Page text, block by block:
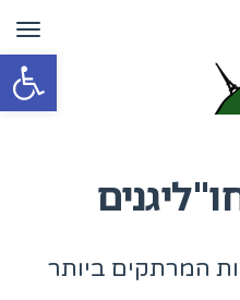
פתח
המרתקים ביותר